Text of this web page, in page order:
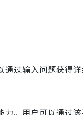
过输入问题获得
。用户可以通过